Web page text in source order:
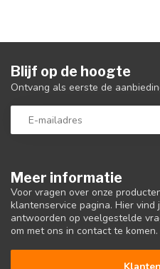
Meer informatie
Voor vragen over onze
klantenservice pagina. Hier vind
antwoorden op veelgestelde
om met ons in contact te komen.
Blijf op de hoogte
Ontvang als eerste de